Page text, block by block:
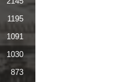
1195
1091
1030
873